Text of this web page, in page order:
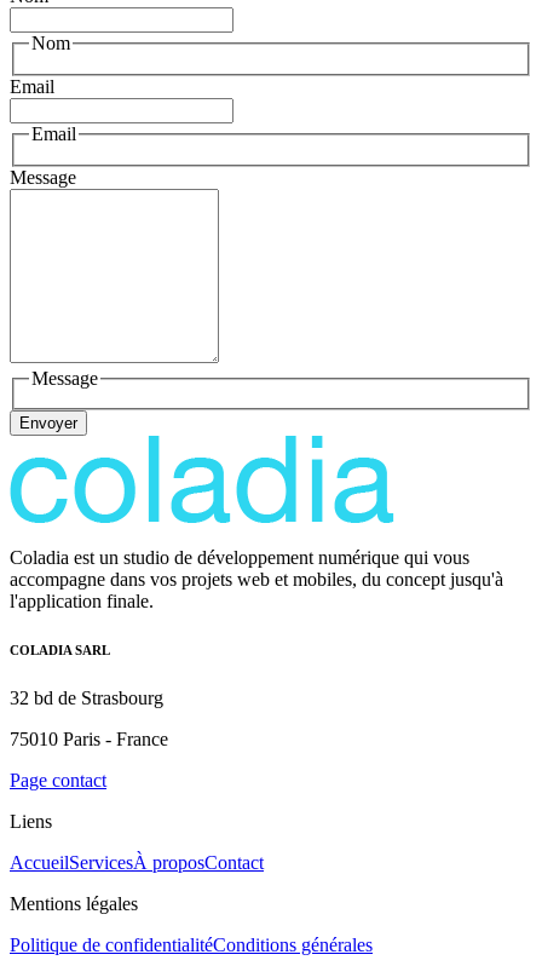
Nom
Email
Email
Message
Message
Envoyer
Coladia est un studio de développement numérique qui vous
accompagne dans vos projets web et mobiles, du concept jusqu'à
l'application finale.
COLADIA SARL
32 bd de Strasbourg
75010 Paris - France
Page contact
Liens
AccueilServicesÀ proposContact
Mentions légales
Politique de confidentialitéConditions générales